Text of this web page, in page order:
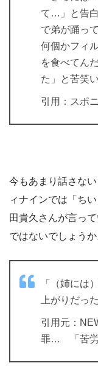
て…」と告
で弟が踊っ
何個かフィ
を食べてん
た」と苦笑
引用：スポ
今もあまり話さな
ィナインでは「ち
田貴久さんが言っ
ではないでしょうか
「（姉には
上がりだっ
引用元：
罪… 「苦労